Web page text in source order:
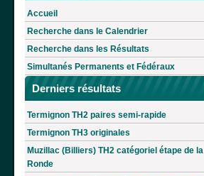
Accueil
Recherche dans le Calendrier
Recherche dans les Résultats
Simultanés Permanents et Fédéraux
Derniers résultats
Termignon TH2 paires semi-rapide
Termignon TH3 originales
Muzillac (Billiers) TH2 catégoriel étape de la
Ronde